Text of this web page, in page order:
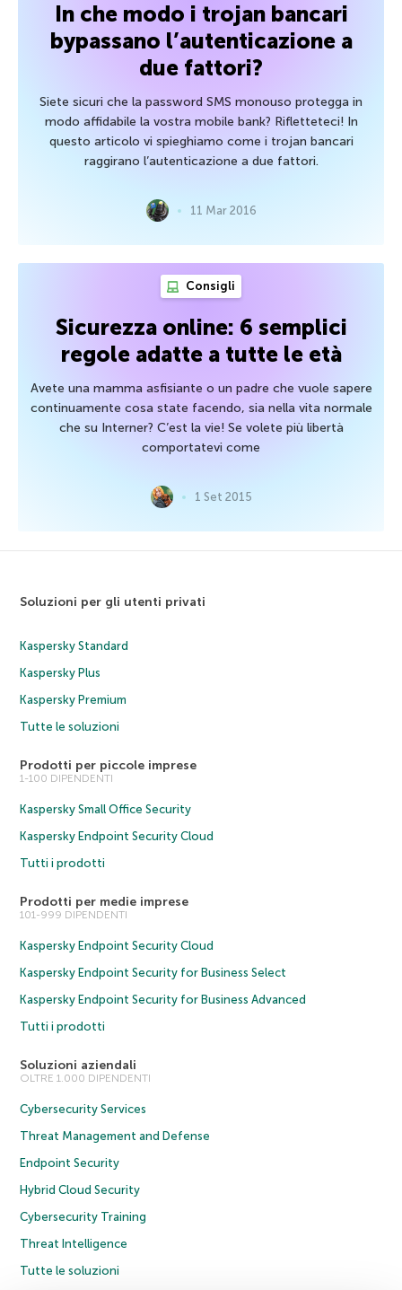
In che modo i trojan bancari
bypassano l’autenticazione a
due fattori?
Siete sicuri che la password SMS monouso protegga in
modo affidabile la vostra mobile bank? Rifletteteci! In
questo articolo vi spieghiamo come i trojan bancari
raggirano l’autenticazione a due fattori.
11 Mar 2016
Consigli
Sicurezza online: 6 semplici
regole adatte a tutte le età
Avete una mamma asfisiante o un padre che vuole sapere
continuamente cosa state facendo, sia nella vita normale
che su Interner? C’est la vie! Se volete più libertà
comportatevi come
1 Set 2015
Soluzioni per gli utenti privati
Kaspersky Standard
Kaspersky Plus
Kaspersky Premium
Tutte le soluzioni
Prodotti per piccole imprese
1-100 DIPENDENTI
Kaspersky Small Office Security
Kaspersky Endpoint Security Cloud
Tutti i prodotti
Prodotti per medie imprese
101-999 DIPENDENTI
Kaspersky Endpoint Security Cloud
Kaspersky Endpoint Security for Business Select
Kaspersky Endpoint Security for Business Advanced
Tutti i prodotti
Soluzioni aziendali
OLTRE 1.000 DIPENDENTI
Cybersecurity Services
Threat Management and Defense
Endpoint Security
Hybrid Cloud Security
Cybersecurity Training
Threat Intelligence
Tutte le soluzioni